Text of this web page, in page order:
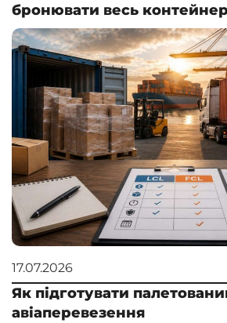
бронювати весь контейнер
17.07.2026
Як підготувати
авіаперевезення